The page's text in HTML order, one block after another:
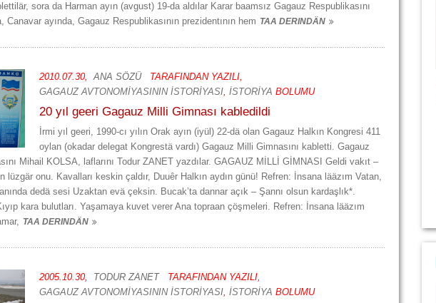
sora da Harman ayın (avgust) 19-da aldılar Karar baamsız Gagauz Respublikasını
Canavar ayında, Gagauz Respublikasının prezidentının hem TAA DERINDÄN
2010.07.30, ANA SÖZÜ
TARAFINDAN YAZILI,
GAGAUZ AVTONOMİYASININ İSTORİYASI, İSTORİYA BOLUMU
20 yıl geeri Gagauz Milli Gimnası kabledildi
İrmi yıl geeri, 1990-cı yılın Orak ayın (iyül) 22-dä olan Gagauz Halkın Kongresi 411
oylan (okadar delegat Kongrestä vardı) Gagauz Milli Gimnasını kabletti. Gagauz
Mihail KOLSA, laflarını Todur ZANET yazdılar. GAGAUZ MİLLİ GİMNASI Geldi vakıt –
lüzgär onu. Kavalları keskin çaldır, Duuêr Halkın aydın günü! Refren: İnsana lääzım Vatan,
dedä sesi Uzaktan evä çeksin. Bucak’ta dannar açık – Şannı olsun kardaşlık*.
kara bulutları. Yaşamaya kuvet verer Ana topraan çöşmeleri. Refren: İnsana lääzım
TAA DERINDÄN
2005.10.30, TODUR ZANET
TARAFINDAN YAZILI,
GAGAUZ AVTONOMİYASININ İSTORİYASI, İSTORİYA BOLUMU